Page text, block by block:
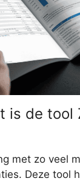
is de tool
met zo veel
Deze tool